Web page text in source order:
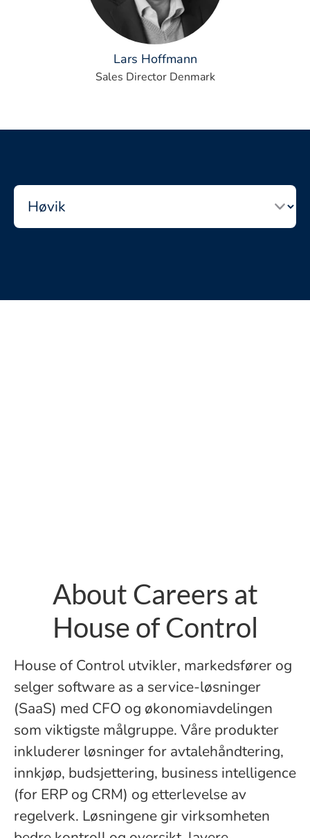
Lars Hoffmann
Sales Director Denmark
About Careers at
House of Control
House of Control utvikler, markedsfører og
selger software as a service-løsninger
(SaaS) med CFO og økonomiavdelingen
som viktigste målgruppe. Våre produkter
inkluderer løsninger for avtalehåndtering,
innkjøp, budsjettering, business intelligence
(for ERP og CRM) og etterlevelse av
regelverk. Løsningene gir virksomheten